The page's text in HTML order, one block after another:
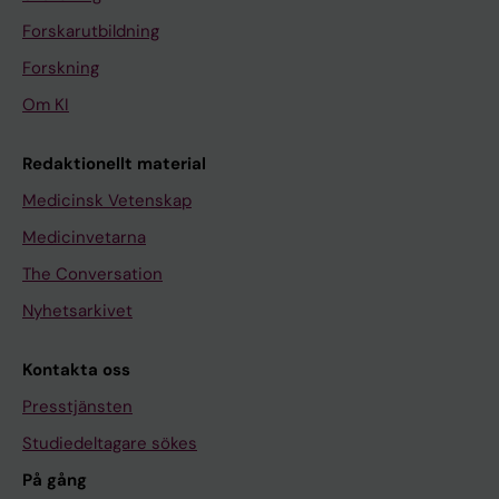
Forskarutbildning
Forskning
Om KI
Redaktionellt material
Medicinsk Vetenskap
Medicinvetarna
The Conversation
Nyhetsarkivet
Kontakta oss
Presstjänsten
Studiedeltagare sökes
På gång